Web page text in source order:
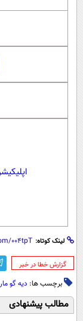
لینک کوتاه:
‌گزارش خطا در خبر
برچسب ها: دیه گو
مطالب پیشنهادی